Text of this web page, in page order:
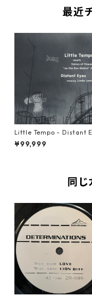
最近
Little Tempo - Distant
【12-50049】
¥99,999
同